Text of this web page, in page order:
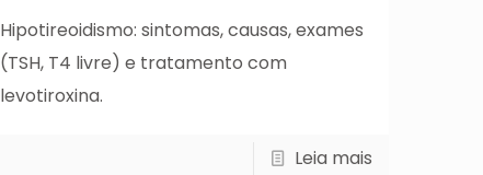
Hipotireoidismo: sintomas, causas, exames
(TSH, T4 livre) e tratamento com
levotiroxina.
Leia mais